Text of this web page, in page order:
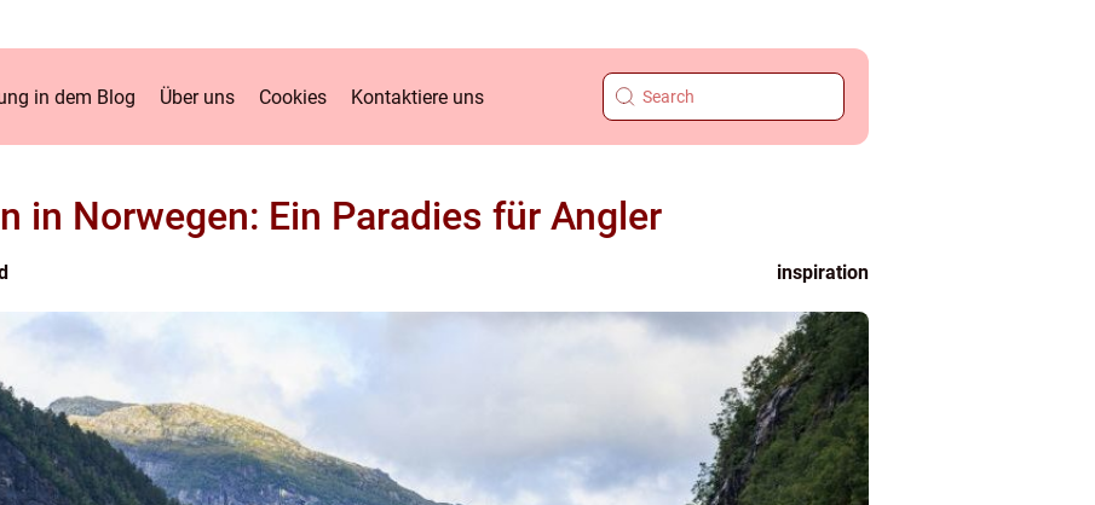
in dem Blog Über uns Cookies Kontaktiere uns
in Norwegen: Ein Paradies für Angler
inspiration